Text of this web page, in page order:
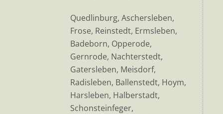
Quedlinburg, Aschersleben,
Frose, Reinstedt, Ermsleben,
Badeborn, Opperode,
Gernrode, Nachterstedt,
Gatersleben, Meisdorf,
Radisleben, Ballenstedt, Hoym,
Harsleben, Halberstadt,
Schonsteinfeger,